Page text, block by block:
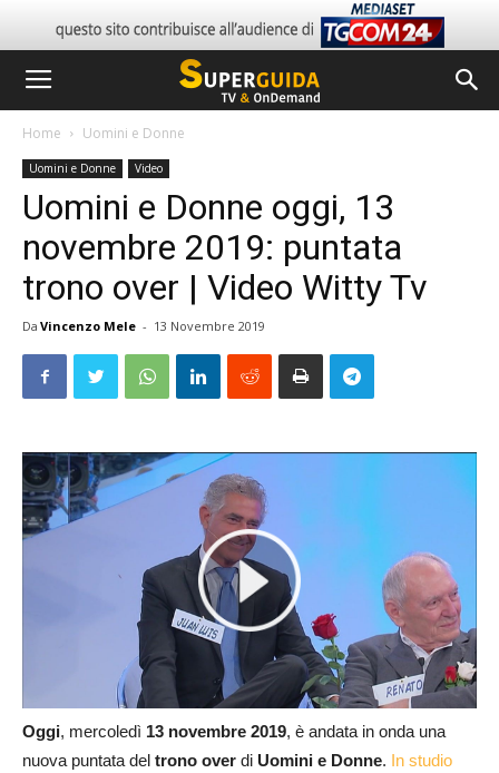
Home Uomini e Donne
Uomini e Donne Video
Uomini e Donne oggi, 13
novembre 2019: puntata
trono over | Video Witty Tv
Da Vincenzo Mele - 13 Novembre 2019
Oggi, mercoledì 13 novembre 2019, è andata in onda una
nuova puntata del trono over di Uomini e Donne. In studio